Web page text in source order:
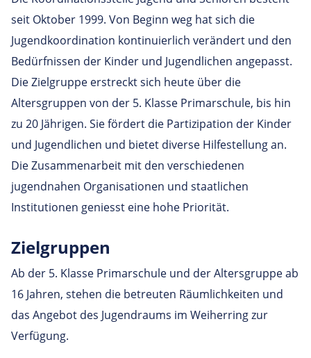
seit Oktober 1999. Von Beginn weg hat sich die
Jugendkoordination kontinuierlich verändert und den
Bedürfnissen der Kinder und Jugendlichen angepasst.
Die Zielgruppe erstreckt sich heute über die
Altersgruppen von der 5. Klasse Primarschule, bis hin
zu 20 Jährigen. Sie fördert die Partizipation der Kinder
und Jugendlichen und bietet diverse Hilfestellung an.
Die Zusammenarbeit mit den verschiedenen
jugendnahen Organisationen und staatlichen
Institutionen geniesst eine hohe Priorität.
Ziel­gruppen
Ab der 5. Klasse Primarschule und der Altersgruppe ab
16 Jahren, stehen die betreuten Räumlichkeiten und
das Angebot des Jugendraums im Weiherring zur
Verfügung.